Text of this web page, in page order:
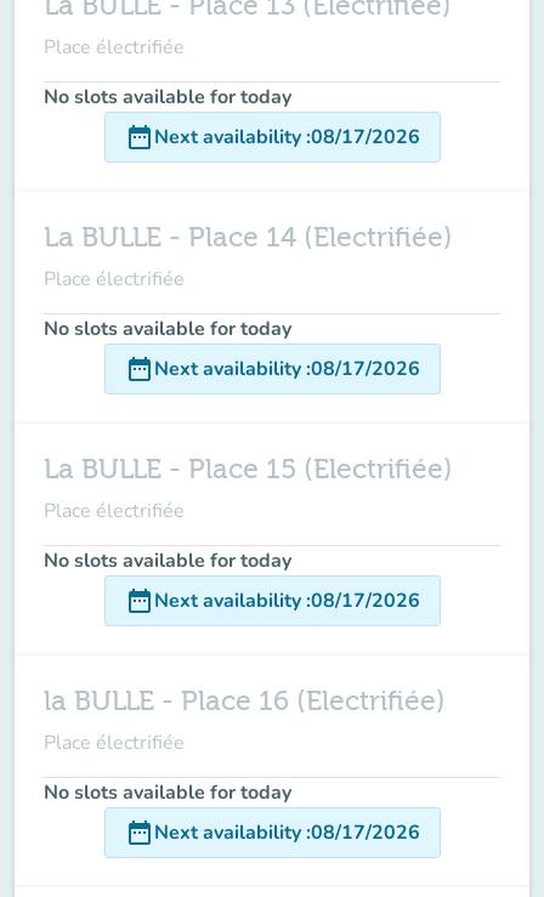
Place électrifiée
No slots available for today
date_rangeNext availability:08/17/2026
La BULLE - Place 14 (Electrifiée)
Place électrifiée
No slots available for today
date_rangeNext availability:08/17/2026
La BULLE - Place 15 (Electrifiée)
Place électrifiée
No slots available for today
date_rangeNext availability:08/17/2026
la BULLE - Place 16 (Electrifiée)
Place électrifiée
No slots available for today
date_rangeNext availability:08/17/2026